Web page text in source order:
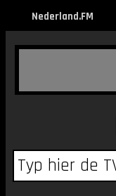
Nederland.FM